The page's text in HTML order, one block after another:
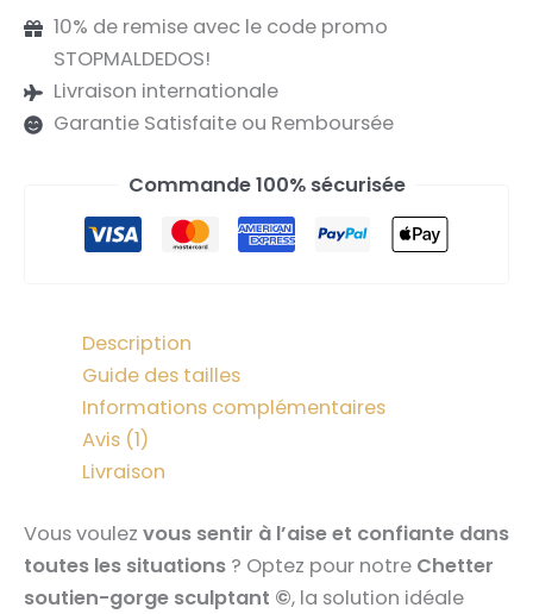
10% de remise avec le code promo
STOPMALDEDOS!
Livraison internationale
Garantie Satisfaite ou Remboursée
Commande 100% sécurisée
Description
Guide des tailles
Informations complémentaires
Avis (1)
Livraison
Vous voulez vous sentir à l’aise et confiante dans
toutes les situations ? Optez pour notre Chetter
soutien-gorge sculptant ©, la solution idéale